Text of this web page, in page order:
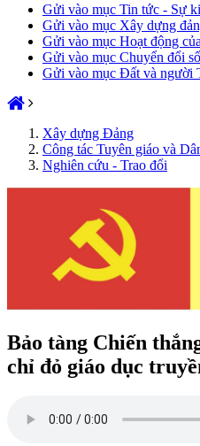
Gửi vào mục Tin tức - Sự
Gửi vào mục Xây dựng
Gửi vào mục Hoạt động
Gửi vào mục Chuyển đổi số
Gửi vào mục Đất và người
Xây dựng Đảng
Công tác Tuyên giáo và
Nghiên cứu - Trao đổi
Bảo tàng Chiến
chỉ đỏ giáo dục